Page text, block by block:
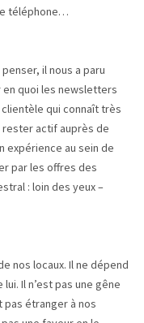
téléphone…
il nous a paru
quoi les newsletters
qui connaît très
actif auprès de
expérience au sein de
par les offres des
: loin des yeux –
nos locaux. Il ne dépend
Il n’est pas une gêne
pas étranger à nos